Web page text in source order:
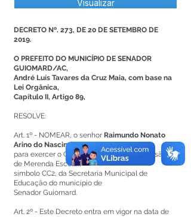
Visualizar
DECRETO Nº. 273, DE 20 DE SETEMBRO DE
2019.
O PREFEITO DO MUNICÍPIO DE SENADOR
GUIOMARD/AC,
André Luís Tavares da Cruz Maia, com base na
Lei Orgânica,
Capítulo II, Artigo 89,
RESOLVE:
Art. 1º - NOMEAR, o senhor Raimundo Nonato
Arino do Nascimento,
para exercer o Cargo em Comissão na Divisão
de Merenda Escolar,
símbolo CC2, da Secretaria Municipal de
Educação do município de
Senador Guiomard.
Art. 2º - Este Decreto entra em vigor na data de